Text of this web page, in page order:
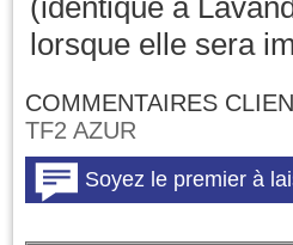
(identique à
lorsque elle sera
COMMENTAIRES
TF2 AZUR